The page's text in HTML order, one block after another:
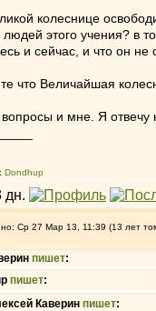
колеснице
этого учения? в
и сейчас, и что он не
что Величайшая
и мне. Я отвечу
Dondhup
Ср 27 Мар 13, 11:39 (13 лет
пишет:
пишет:
Каверин пишет: